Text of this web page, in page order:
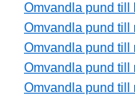
Omvandla pund till
Omvandla pund till
Omvandla pund till
Omvandla pund till
Omvandla pund till